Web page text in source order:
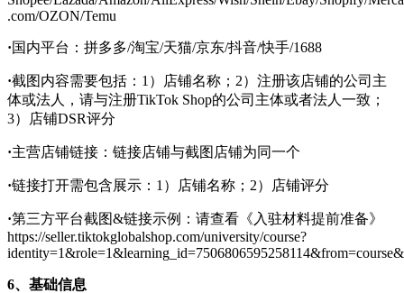
.com/OZON/Temu
·国内平台：拼多多/淘宝/天猫/京东/抖音/快手/1688
·截图内容需要包括： 1）店铺名称；2）注册该店铺的公司主
体或法人，请与注册TikTok Shop的公司主体或者法人一致；
3）店铺DSR评分
·主营店铺链接：链接店铺与截图店铺为同一个
·链接打开需包含展示： 1）店铺名称；2）店铺评分
·第三方平台截图&链接示例：请查看《入驻材料提前准备》
https://seller.tiktokglobalshop.com/university/course?
6、基础信息